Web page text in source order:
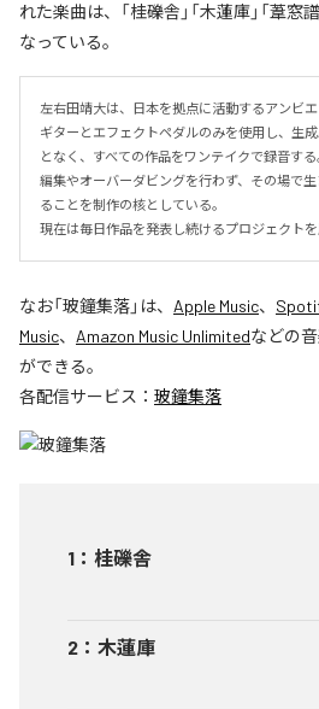
れた楽曲は、「桂礫舎」「木蓮庫」「葦窓
なっている。
左右田靖大は、日本を拠点に活動するアンビエ
ギターとエフェクトペダルのみを使用し、生
となく、すべての作品をワンテイクで録音する
編集やオーバーダビングを行わず、その場で
ることを制作の核としている。
現在は毎日作品を発表し続けるプロジェクトを
なお「玻鐘集落」は、 Apple Music、
Music、 Amazon Music Unlimitedなどの
ができる。
各配信サービス： 玻鐘集落
1 ： 桂礫舎
2 ： 木蓮庫